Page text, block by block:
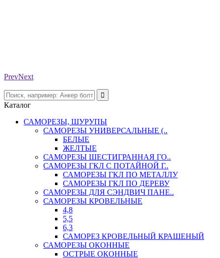
PrevNext
Каталог
САМОРЕЗЫ, ШУРУПЫ
САМОРЕЗЫ УНИВЕРСАЛЬНЫЕ (..
БЕЛЫЕ
ЖЕЛТЫЕ
САМОРЕЗЫ ШЕСТИГРАННАЯ ГО..
САМОРЕЗЫ ГКЛ С ПОТАЙНОЙ Г..
САМОРЕЗЫ ГКЛ ПО МЕТАЛЛУ
САМОРЕЗЫ ГКЛ ПО ДЕРЕВУ
САМОРЕЗЫ ДЛЯ СЭНДВИЧ ПАНЕ..
САМОРЕЗЫ КРОВЕЛЬНЫЕ
4,8
5,5
6,3
САМОРЕЗ КРОВЕЛЬНЫЙ КРАШЕНЫЙ
САМОРЕЗЫ ОКОННЫЕ
ОСТРЫЕ ОКОННЫЕ